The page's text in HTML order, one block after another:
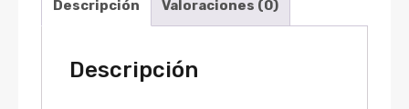
Descripción Valoraciones (0)
Descripción